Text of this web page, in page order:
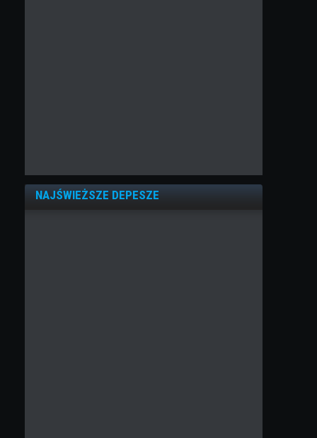
NAJŚWIEŻSZE DEPESZE